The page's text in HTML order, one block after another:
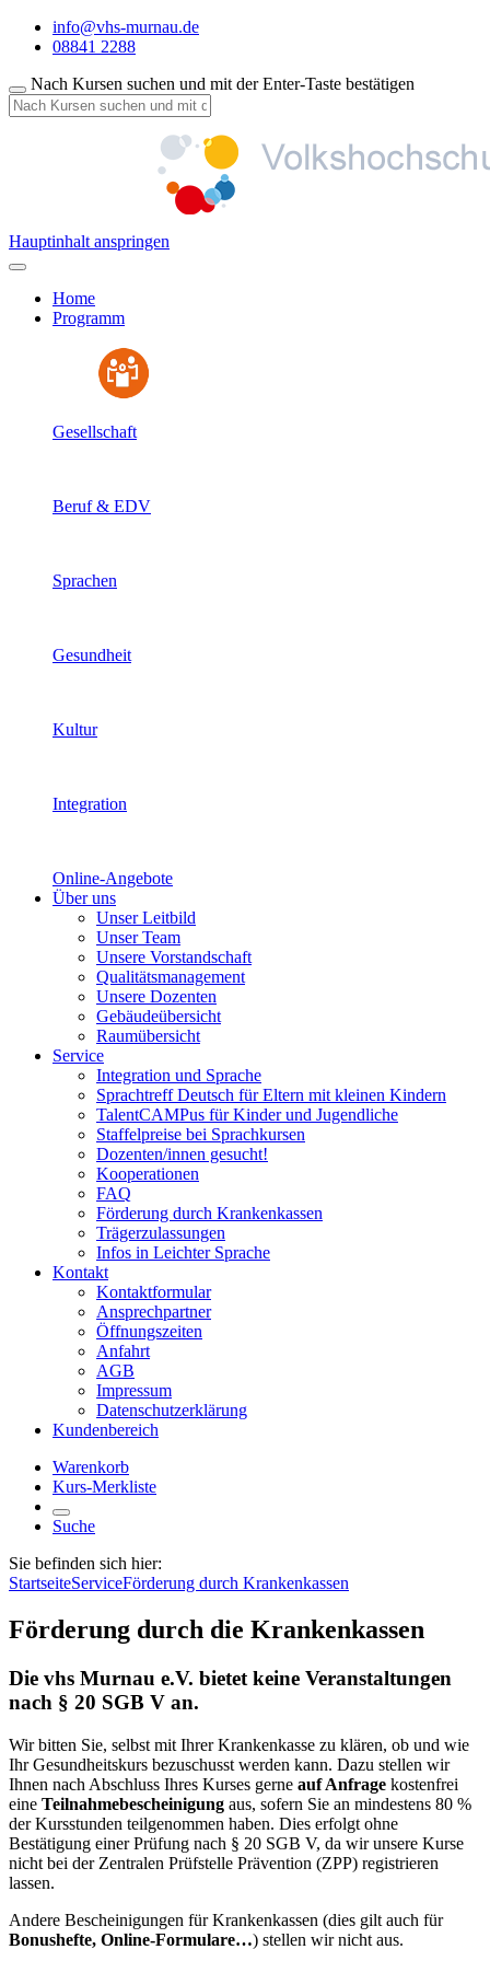
info@vhs-murnau.de
08841 2288
Nach Kursen suchen und mit der Enter-Taste bestätigen
Hauptinhalt anspringen
Home
Programm
Gesellschaft
Beruf & EDV
Sprachen
Gesundheit
Kultur
Integration
Online-Angebote
Über uns
Unser Leitbild
Unser Team
Unsere Vorstandschaft
Qualitätsmanagement
Unsere Dozenten
Gebäudeübersicht
Raumübersicht
Service
Integration und Sprache
Sprachtreff Deutsch für Eltern mit kleinen Kindern
TalentCAMPus für Kinder und Jugendliche
Staffelpreise bei Sprachkursen
Dozenten/innen gesucht!
Kooperationen
FAQ
Förderung durch Krankenkassen
Trägerzulassungen
Infos in Leichter Sprache
Kontakt
Kontaktformular
Ansprechpartner
Öffnungszeiten
Anfahrt
AGB
Impressum
Datenschutzerklärung
Kundenbereich
Warenkorb
Kurs-Merkliste
Suche
Sie befinden sich hier:
StartseiteServiceFörderung durch Krankenkassen
Förderung durch die Krankenkassen
Die vhs Murnau e.V. bietet keine Veranstaltungen
nach § 20 SGB V an.
Wir bitten Sie, selbst mit Ihrer Krankenkasse zu klären, ob und wie
Ihr Gesundheitskurs bezuschusst werden kann. Dazu stellen wir
Ihnen nach Abschluss Ihres Kurses gerne auf Anfrage kostenfrei
eine Teilnahmebescheinigung aus, sofern Sie an mindestens 80 %
der Kursstunden teilgenommen haben. Dies erfolgt ohne
Bestätigung einer Prüfung nach § 20 SGB V, da wir unsere Kurse
nicht bei der Zentralen Prüfstelle Prävention (ZPP) registrieren
lassen.
Andere Bescheinigungen für Krankenkassen (dies gilt auch für
Bonushefte, Online-Formulare…) stellen wir nicht aus.